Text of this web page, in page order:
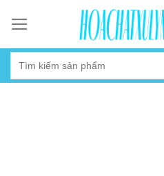
content